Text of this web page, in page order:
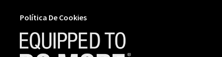
Política De Cookies